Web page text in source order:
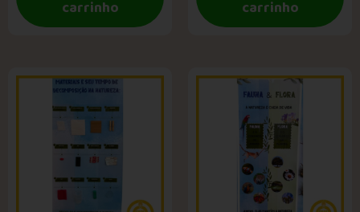
carrinho carrinho